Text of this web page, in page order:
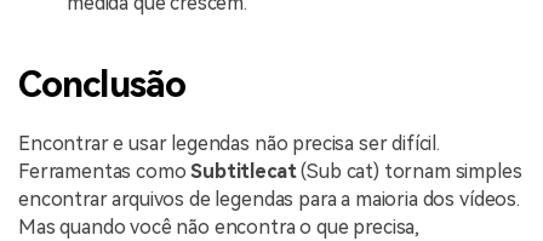
Conclusão
Encontrar e usar legendas não precisa ser difícil.
Ferramentas comoSubtitlecat(Sub cat) tornam simples
encontrar arquivos de legendas para a maioria dos vídeos.
Mas quando você não encontra o que precisa,